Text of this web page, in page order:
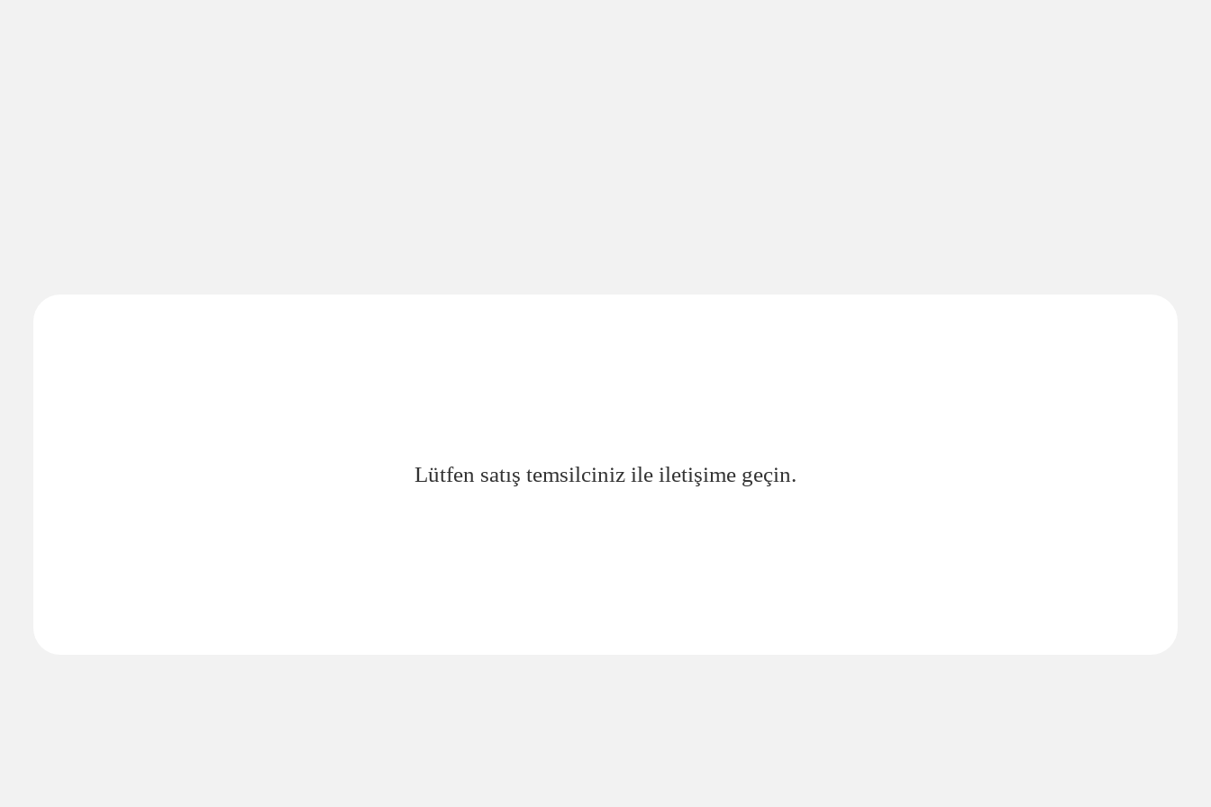
Lütfen satış temsilciniz ile iletişime geçin.